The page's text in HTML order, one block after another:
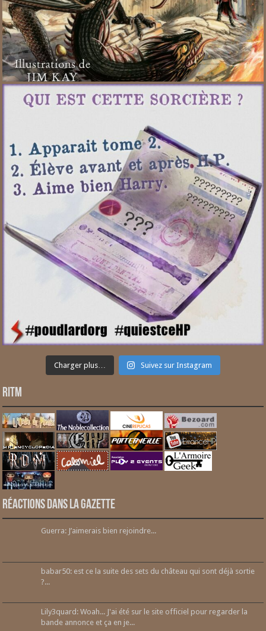
Charger plus… Suivez sur Instagram
RITM
Réactions dans la gazette
Guerra: J’aimerais bien rejoindre...
babar50: est ce la suite des sets du château qui sont déjà sortie
?...
Lily3quard: Woah... J'ai été sur le site officiel pour regarder la
bande annonce et ça en je...